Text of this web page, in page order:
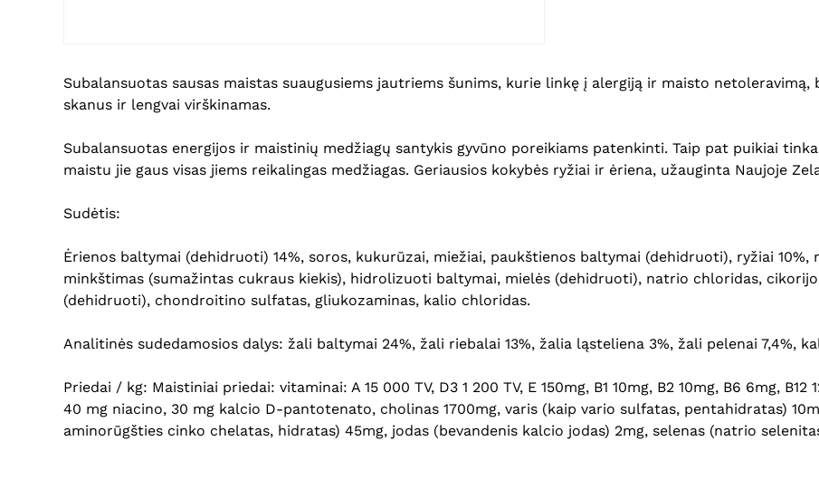
Subalansuotas sausas maistas suaugusiems jautriems šunims, kurie linkę į alergiją ir maisto
skanus ir lengvai virškinamas.
Subalansuotas energijos ir maistinių medžiagų santykis gyvūno poreikiams patenkinti. Taip pat puikiai
maistu jie gaus visas jiems reikalingas medžiagas. Geriausios kokybės ryžiai ir ėriena, užauginta Naujoje
Sudėtis:
Ėrienos baltymai (dehidruoti) 14%, soros, kukurūzai, miežiai, paukštienos baltymai (dehidruoti), ryžiai
minkštimas (sumažintas cukraus kiekis), hidrolizuoti baltymai, mielės (dehidruoti), natrio chloridas,
(dehidruoti), chondroitino sulfatas, gliukozaminas, kalio chloridas.
Analitinės sudedamosios dalys: žali baltymai 24%, žali riebalai 13%, žalia ląsteliena 3%, žali pelenai 7,4%,
Priedai / kg: Maistiniai priedai: vitaminai: A 15 000 TV, D3 1 200 TV, E 150mg, B1 10mg, B2 10mg, B6 6mg,
40 mg niacino, 30 mg kalcio D-pantotenato, cholinas 1700mg, varis (kaip vario sulfatas, pentahidratas)
aminorūgšties cinko chelatas, hidratas) 45mg, jodas (bevandenis kalcio jodas) 2mg, selenas (natrio